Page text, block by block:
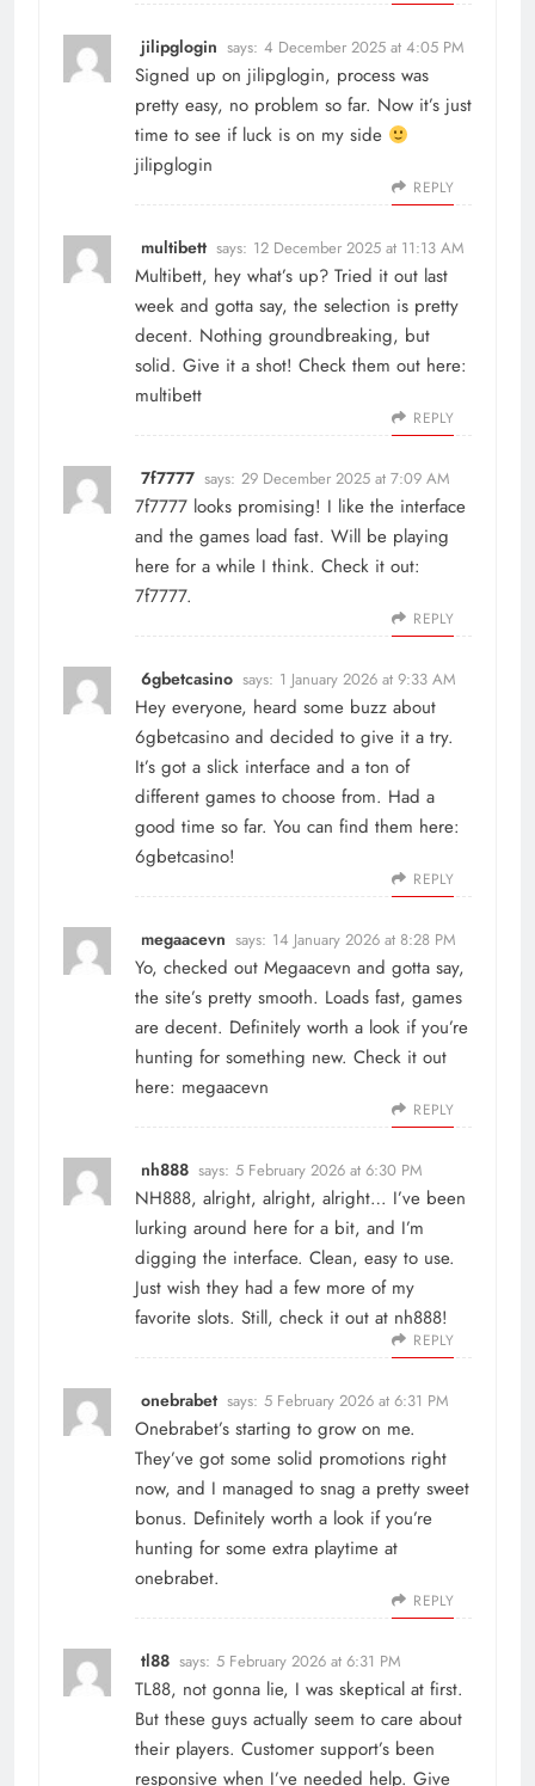
jilipglogin says: 4 December 2025 at 4:05 PM
Signed up on jilipglogin, process was
pretty easy, no problem so far. Now it’s just
time to see if luck is on my side
jilipglogin
REPLY
multibett says: 12 December 2025 at 11:13 AM
Multibett, hey what’s up? Tried it out last
week and gotta say, the selection is pretty
decent. Nothing groundbreaking, but
solid. Give it a shot! Check them out here:
multibett
REPLY
7f7777 says: 29 December 2025 at 7:09 AM
7f7777 looks promising! I like the interface
and the games load fast. Will be playing
here for a while I think. Check it out:
7f7777.
REPLY
6gbetcasino says: 1 January 2026 at 9:33 AM
Hey everyone, heard some buzz about
6gbetcasino and decided to give it a try.
It’s got a slick interface and a ton of
different games to choose from. Had a
good time so far. You can find them here:
6gbetcasino!
REPLY
megaacevn says: 14 January 2026 at 8:28 PM
Yo, checked out Megaacevn and gotta say,
the site’s pretty smooth. Loads fast, games
are decent. Definitely worth a look if you’re
hunting for something new. Check it out
here: megaacevn
REPLY
nh888 says: 5 February 2026 at 6:30 PM
NH888, alright, alright, alright… I’ve been
lurking around here for a bit, and I’m
digging the interface. Clean, easy to use.
Just wish they had a few more of my
favorite slots. Still, check it out at nh888!
REPLY
onebrabet says: 5 February 2026 at 6:31 PM
Onebrabet’s starting to grow on me.
They’ve got some solid promotions right
now, and I managed to snag a pretty sweet
bonus. Definitely worth a look if you’re
hunting for some extra playtime at
onebrabet.
REPLY
tl88 says: 5 February 2026 at 6:31 PM
TL88, not gonna lie, I was skeptical at first.
But these guys actually seem to care about
their players. Customer support’s been
responsive when I’ve needed help. Give